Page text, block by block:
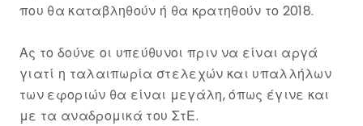
που θα καταβληθούν ή θα κρατηθούν το 2018.
Ας το δούνε οι υπεύθυνοι πριν να είναι αργά
γιατί η ταλαιπωρία στελεχών και υπαλλήλων
των εφοριών θα είναι μεγάλη, όπως έγινε και
με τα αναδρομικά του ΣτΕ.